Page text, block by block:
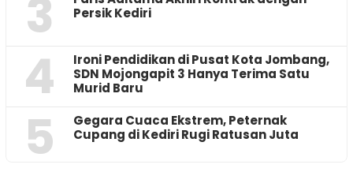
3
Persik Kediri
4
Ironi Pendidikan di Pusat Kota Jombang,
SDN Mojongapit 3 Hanya Terima Satu
Murid Baru
5
‎Gegara Cuaca Ekstrem, Peternak
Cupang di Kediri Rugi Ratusan Juta